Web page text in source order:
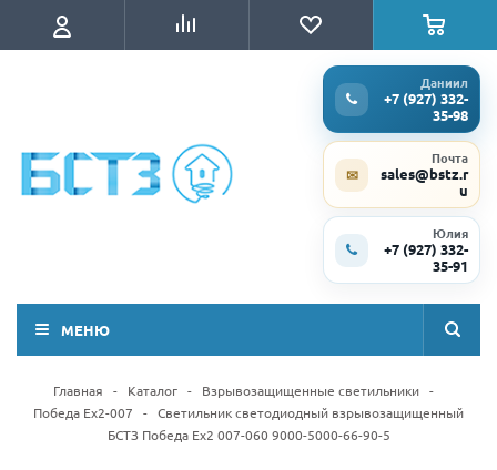
Даниил
+7 (927) 332-
35-98
✉
Почта
sales@bstz.r
u
Юлия
+7 (927) 332-
35-91
МЕНЮ
Главная - Каталог - Взрывозащищенные светильники -
Победа Ex2-007
- Светильник светодиодный взрывозащищенный
БСТЗ Победа Ex2 007-060 9000-5000-66-90-5